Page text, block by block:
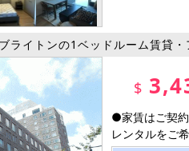
ライトンの1ベッドルーム賃貸
$
●家賃はご契
レンタルをご